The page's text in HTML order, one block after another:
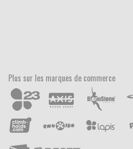
Plus sur les marques de commerce